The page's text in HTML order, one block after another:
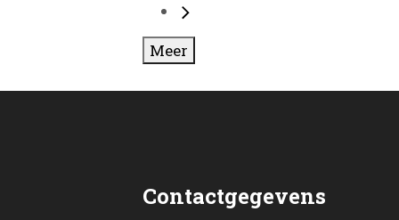
Meer
Contactgegevens